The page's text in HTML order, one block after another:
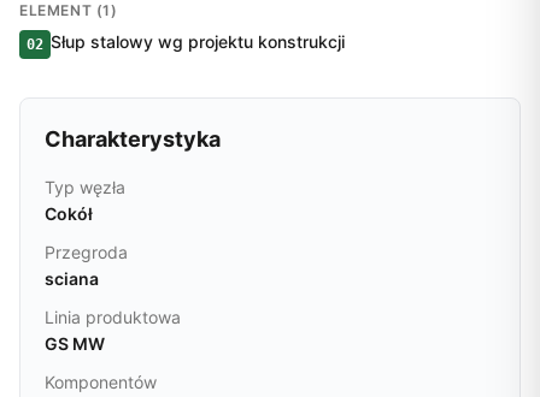
ELEMENT (1)
02 Słup stalowy wg projektu konstrukcji
Charakterystyka
Typ węzła
Cokół
Przegroda
sciana
Linia produktowa
GS MW
Komponentów